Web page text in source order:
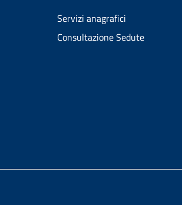
Servizi anagrafici
Consultazione Sedute